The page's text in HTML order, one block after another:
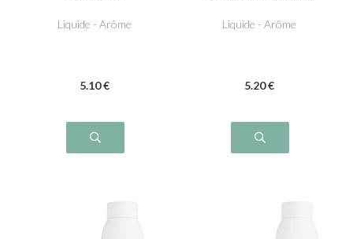
Liquide - Arôme
5.10 €
Liquide - Arôme
5.20 €